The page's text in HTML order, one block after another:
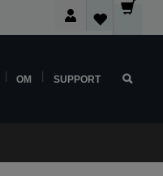
OM SUPPORT